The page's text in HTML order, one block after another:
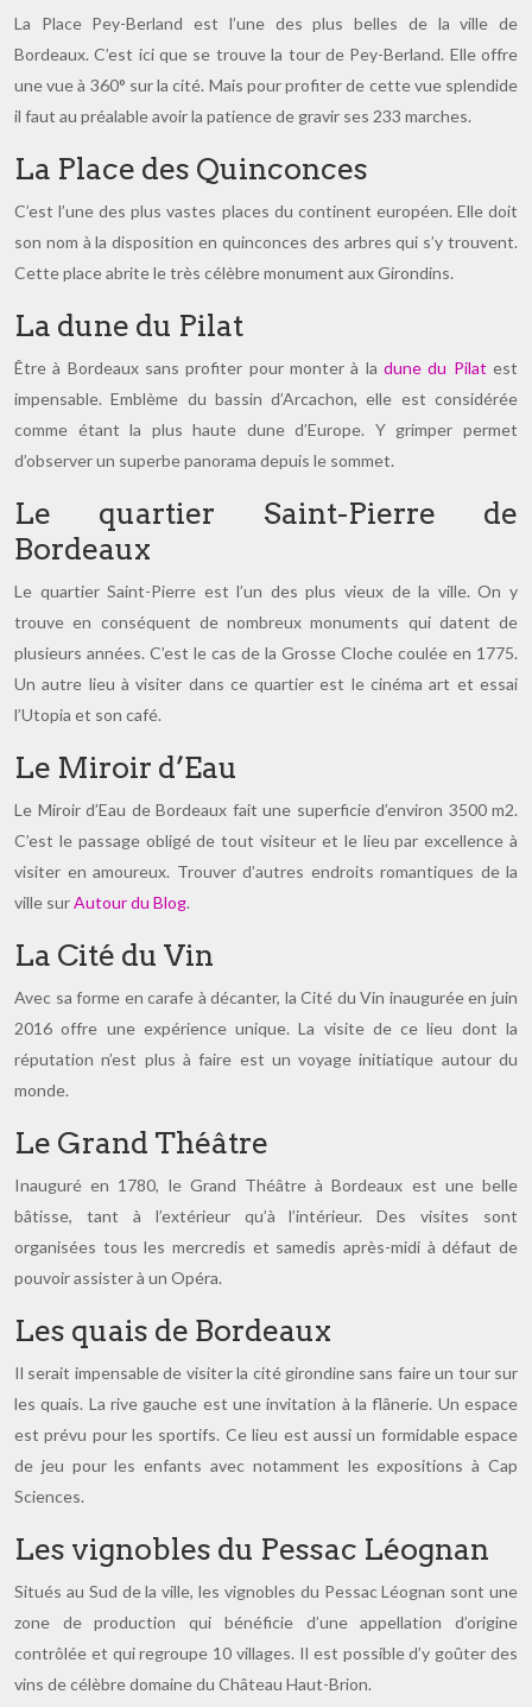
La Place Pey-Berland est l’une des plus belles de la ville de
Bordeaux. C’est ici que se trouve la tour de Pey-Berland. Elle offre
une vue à 360° sur la cité. Mais pour profiter de cette vue splendide
il faut au préalable avoir la patience de gravir ses 233 marches.
La Place des Quinconces
C’est l’une des plus vastes places du continent européen. Elle doit
son nom à la disposition en quinconces des arbres qui s’y trouvent.
Cette place abrite le très célèbre monument aux Girondins.
La dune du Pilat
Être à Bordeaux sans profiter pour monter à la dune du Pilat est
impensable. Emblème du bassin d’Arcachon, elle est considérée
comme étant la plus haute dune d’Europe. Y grimper permet
d’observer un superbe panorama depuis le sommet.
Le quartier Saint-Pierre de
Bordeaux
Le quartier Saint-Pierre est l’un des plus vieux de la ville. On y
trouve en conséquent de nombreux monuments qui datent de
plusieurs années. C’est le cas de la Grosse Cloche coulée en 1775.
Un autre lieu à visiter dans ce quartier est le cinéma art et essai
l’Utopia et son café.
Le Miroir d’Eau
Le Miroir d’Eau de Bordeaux fait une superficie d’environ 3500 m2.
C’est le passage obligé de tout visiteur et le lieu par excellence à
visiter en amoureux. Trouver d’autres endroits romantiques de la
ville surAutour du Blog.
La Cité du Vin
Avec sa forme en carafe à décanter, la Cité du Vin inaugurée en juin
2016 offre une expérience unique. La visite de ce lieu dont la
réputation n’est plus à faire est un voyage initiatique autour du
monde.
Le Grand Théâtre
Inauguré en 1780, le Grand Théâtre à Bordeaux est une belle
bâtisse, tant à l’extérieur qu’à l’intérieur. Des visites sont
organisées tous les mercredis et samedis après-midi à défaut de
pouvoir assister à un Opéra.
Les quais de Bordeaux
Il serait impensable de visiter la cité girondine sans faire un tour sur
les quais. La rive gauche est une invitation à la flânerie. Un espace
est prévu pour les sportifs. Ce lieu est aussi un formidable espace
de jeu pour les enfants avec notamment les expositions à Cap
Sciences.
Les vignobles du Pessac Léognan
Situés au Sud de la ville, les vignobles du Pessac Léognan sont une
zone de production qui bénéficie d’une appellation d’origine
contrôlée et qui regroupe 10 villages. Il est possible d’y goûter des
vins de célèbre domaine du Château Haut-Brion.